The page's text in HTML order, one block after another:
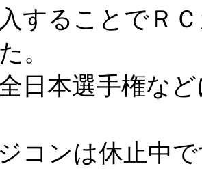
することでＲ
。
日本選手権な
コンは休止中